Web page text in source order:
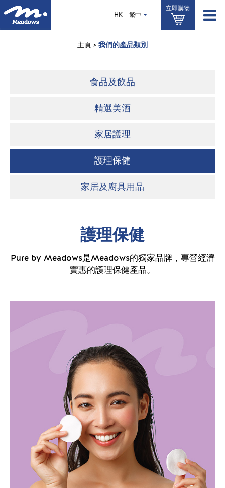
至
立即購物
HK - 繁中
主頁 > 我們的產品類別
食品及飲品
精選美酒
家居護理
護理保健
家居及廚具用品
護理保健
Pure by Meadows是Meadows的獨家品牌，專營經濟
實惠的護理保健產品。